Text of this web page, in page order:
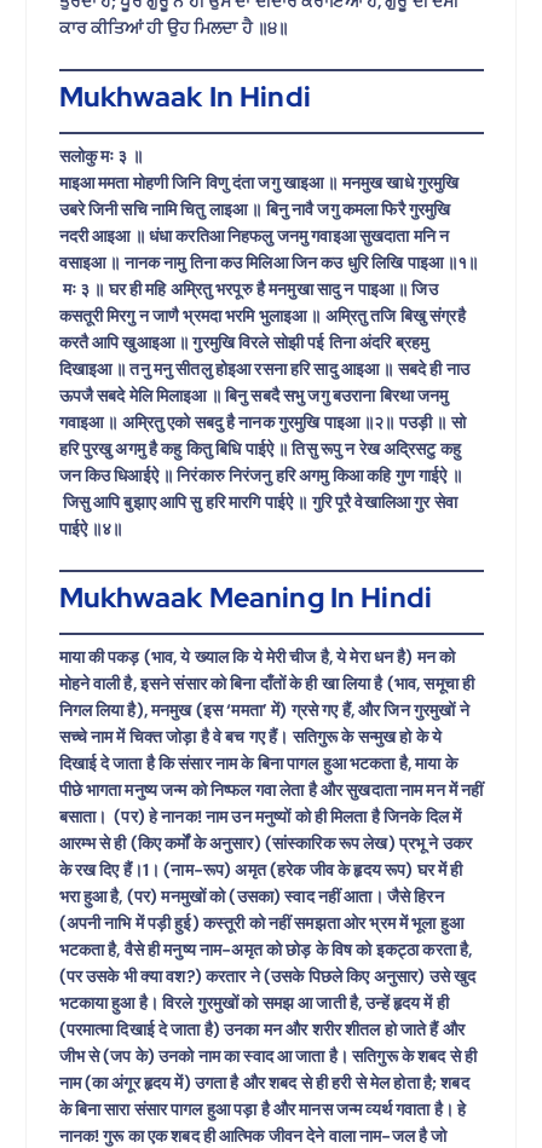
ਕਾਰ ਕੀਤਿਆਂ ਹੀ ਉਹ ਮਿਲਦਾ ਹੈ ॥੪॥
Mukhwaak In Hindi
सलोकु मः ३ ॥
माइआ ममता मोहणी जिनि विणु दंता जगु खाइआ ॥ मनमुख खाधे गुरमुखि
उबरे जिनी सचि नामि चितु लाइआ ॥ बिनु नावै जगु कमला फिरै गुरमुखि
नदरी आइआ ॥ धंधा करतिआ निहफलु जनमु गवाइआ सुखदाता मनि न
वसाइआ ॥ नानक नामु तिना कउ मिलिआ जिन कउ धुरि लिखि पाइआ ॥१॥
मः ३ ॥ घर ही महि अम्रितु भरपूरु है मनमुखा सादु न पाइआ ॥ जिउ
कसतूरी मिरगु न जाणै भ्रमदा भरमि भुलाइआ ॥ अम्रितु तजि बिखु संग्रहै
करतै आपि खुआइआ ॥ गुरमुखि विरले सोझी पई तिना अंदरि ब्रहमु
दिखाइआ ॥ तनु मनु सीतलु होइआ रसना हरि सादु आइआ ॥ सबदे ही नाउ
ऊपजै सबदे मेलि मिलाइआ ॥ बिनु सबदै सभु जगु बउराना बिरथा जनमु
गवाइआ ॥ अम्रितु एको सबदु है नानक गुरमुखि पाइआ ॥२॥ पउड़ी ॥ सो
हरि पुरखु अगमु है कहु कितु बिधि पाईऐ ॥ तिसु रूपु न रेख अद्रिसटु कहु
जन किउ धिआईऐ ॥ निरंकारु निरंजनु हरि अगमु किआ कहि गुण गाईऐ ॥
जिसु आपि बुझाए आपि सु हरि मारगि पाईऐ ॥ गुरि पूरै वेखालिआ गुर सेवा
पाईऐ ॥४॥
Mukhwaak Meaning In Hindi
माया की पकड़ (भाव, ये ख्याल कि ये मेरी चीज है, ये मेरा धन है) मन को
मोहने वाली है, इसने संसार को बिना दाँतों के ही खा लिया है (भाव, समूचा ही
निगल लिया है), मनमुख (इस ‘ममता’ में) ग्रसे गए हैं, और जिन गुरमुखों ने
सच्चे नाम में चिक्त जोड़ा है वे बच गए हैं। सतिगुरू के सन्मुख हो के ये
दिखाई दे जाता है कि संसार नाम के बिना पागल हुआ भटकता है, माया के
पीछे भागता मनुष्य जन्म को निष्फल गवा लेता है और सुखदाता नाम मन में नहीं
बसाता। (पर) हे नानक! नाम उन मनुष्यों को ही मिलता है जिनके दिल में
आरम्भ से ही (किए कर्मों के अनुसार) (सांस्कारिक रूप लेख) प्रभू ने उकर
के रख दिए हैं।1। (नाम-रूप) अमृत (हरेक जीव के हृदय रूप) घर में ही
भरा हुआ है, (पर) मनमुखों को (उसका) स्वाद नहीं आता। जैसे हिरन
(अपनी नाभि में पड़ी हुई) कस्तूरी को नहीं समझता ओर भ्रम में भूला हुआ
भटकता है, वैसे ही मनुष्य नाम-अमृत को छोड़ के विष को इकट्ठा करता है,
(पर उसके भी क्या वश?) करतार ने (उसके पिछले किए अनुसार) उसे खुद
भटकाया हुआ है। विरले गुरमुखों को समझ आ जाती है, उन्हें हृदय में ही
(परमात्मा दिखाई दे जाता है) उनका मन और शरीर शीतल हो जाते हैं और
जीभ से (जप के) उनको नाम का स्वाद आ जाता है। सतिगुरू के शबद से ही
नाम (का अंगूर हृदय में) उगता है और शबद से ही हरी से मेल होता है; शबद
के बिना सारा संसार पागल हुआ पड़ा है और मानस जन्म व्यर्थ गवाता है। हे
नानक! गुरू का एक शबद ही आत्मिक जीवन देने वाला नाम-जल है जो